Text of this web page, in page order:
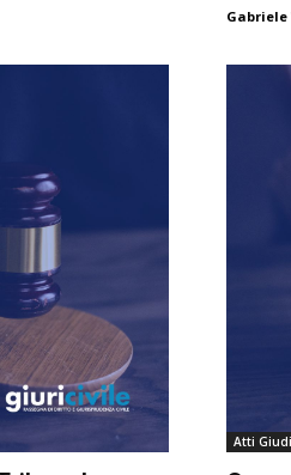
Gabriele
Atti